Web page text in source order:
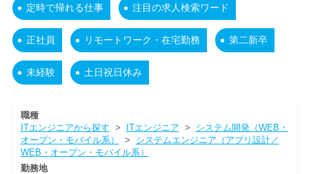
定時で帰れる仕事 注目の求人検索ワード
正社員 リモートワーク・在宅勤務 第二新卒
未経験 土日祝日休み
職種
ITエンジニアから探す > ITエンジニア > システム開発（WEB・
オープン・モバイル系）
> システムエンジニア（アプリ設計／
WEB・オープン・モバイル系）
勤務地